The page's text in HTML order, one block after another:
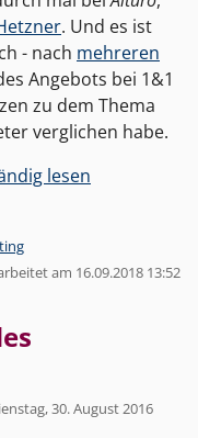
. Und es ist
- nach mehreren
Angebots bei 1&1
zu dem Thema
verglichen habe.
lesen
am 16.09.2018 13:52
30. August 2016